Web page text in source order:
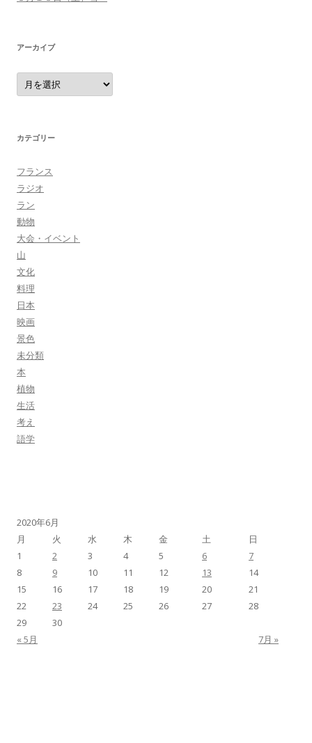
アーカイブ
ア
ー
カ
カテゴリー
フランス
ラジオ
ラン
動物
大会・イベント
山
文化
料理
日本
映画
景色
未分類
本
植物
生活
考え
語学
2020年6月
月
火 水 木 金 土 日
« 5月 7月 »
1 2 3 4 5 6
7
8
9 10 11 12 13
14
15
16 17 18 19 20
21
22
23 24 25 26 27
28
29
30